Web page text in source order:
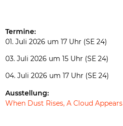
Termine:
01. Juli 2026 um 17 Uhr (SE 24)
03. Juli 2026 um 15 Uhr (SE 24)
04. Juli 2026 um 17 Uhr (SE 24)
Ausstellung:
When Dust Rises, A Cloud Appears